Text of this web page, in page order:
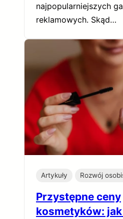
najpopularniejszych
reklamowych. Skąd…
Artykuły Rozwój
Przystępne ceny
kosmetyków: